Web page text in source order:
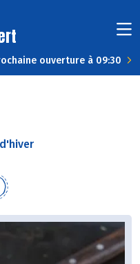
ouverture à 09:30